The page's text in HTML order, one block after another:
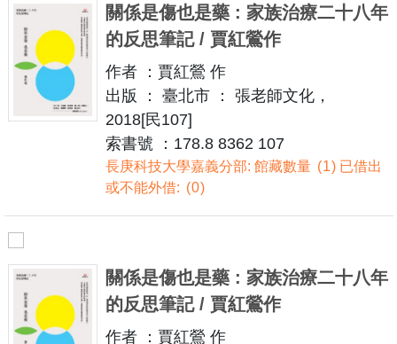
關係是傷也是藥 : 家族治療二十八年
的反思筆記 / 賈紅鶯作
作者 ：賈紅鶯 作
出版 ： 臺北市 ： 張老師文化，
2018[民107]
索書號 ：178.8 8362 107
長庚科技大學嘉義分部: 館藏數量 1 已借出
或不能外借:
0
關係是傷也是藥 : 家族治療二十八年
的反思筆記 / 賈紅鶯作
作者 ：賈紅鶯 作